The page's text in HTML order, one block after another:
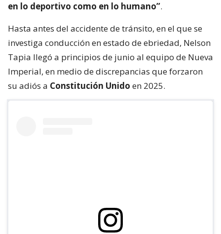
en lo deportivo como en lo humano”.
Hasta antes del accidente de tránsito, en el que se
investiga conducción en estado de ebriedad, Nelson
Tapia llegó a principios de junio al equipo de Nueva
Imperial, en medio de discrepancias que forzaron
su adiós a Constitución Unido en 2025.